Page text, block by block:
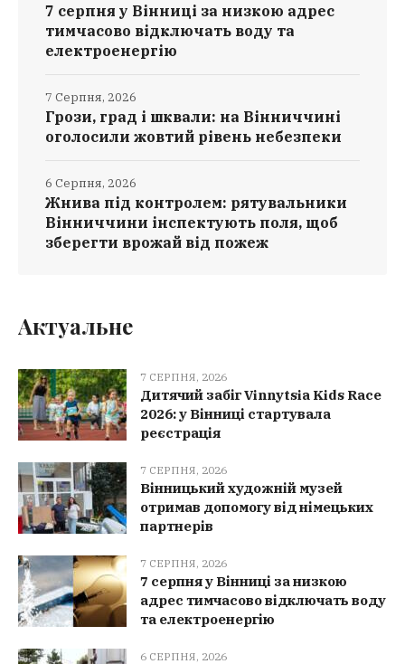
7 серпня у Вінниці за низкою адрес
тимчасово відключать воду та
електроенергію
Грози, град і шквали: на Вінниччині
оголосили жовтий рівень небезпеки
7 Серпня, 2026
Жнива під контролем: рятувальники
Вінниччини інспектують поля, щоб
зберегти врожай від пожеж
6 Серпня, 2026
Актуальне
7 СЕРПНЯ, 2026
Дитячий забіг Vinnytsia Kids Race
2026: у Вінниці стартувала
реєстрація
7 СЕРПНЯ, 2026
Вінницький художній музей
отримав допомогу від німецьких
партнерів
7 СЕРПНЯ, 2026
7 серпня у Вінниці за низкою
адрес тимчасово відключать воду
та електроенергію
6 СЕРПНЯ, 2026